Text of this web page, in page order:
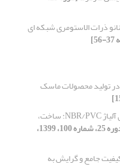
ذرات الاستومری شبکه ای
تولید محصولات ماسک
نانوکامپوزیت‌های آلیاژ NBR/PVC: ساخت،
[دوره 25، شماره 100، 1399،
جامع و گرایش به